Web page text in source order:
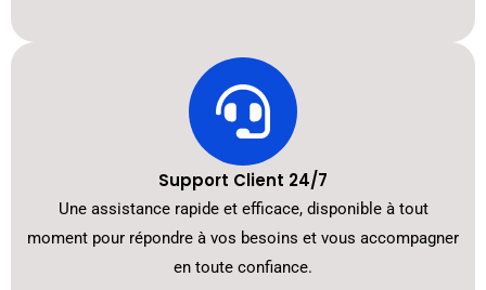
Support Client 24/7
Une assistance rapide et efficace, disponible à tout
moment pour répondre à vos besoins et vous accompagner
en toute confiance.